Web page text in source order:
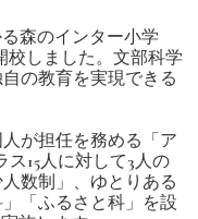
森のインター小学
校しました。文部科学
の教育を実現できる
が担任を務める「ア
15人に対して3人の
数制」、ゆとりある
「ふるさと科」を設